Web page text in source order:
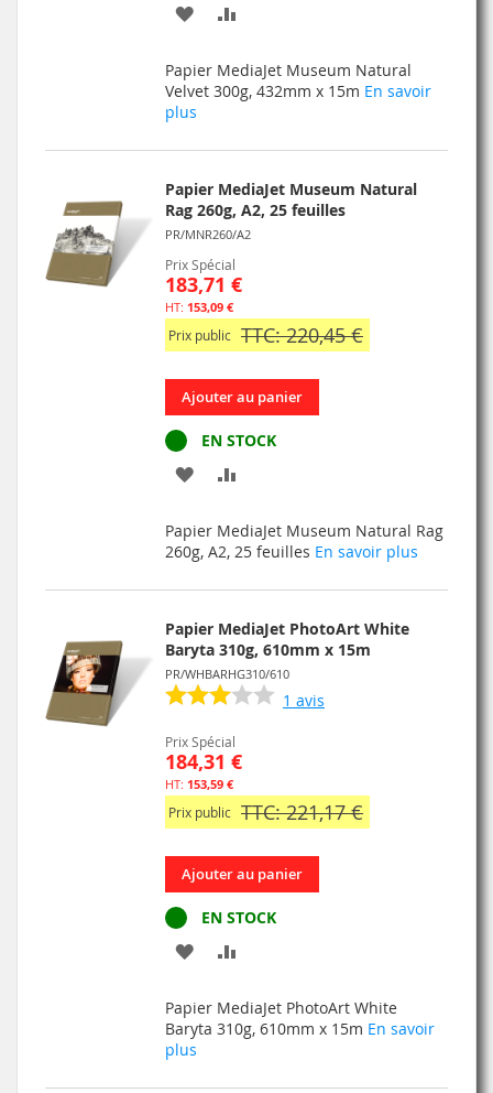
AJOUTER
MA
COMPARATEUR
Papier MediaJet Museum Natural
Velvet 300g, 432mm x 15m En savoir
plus
Papier MediaJet Museum Natural
Rag 260g, A2, 25 feuilles
PR/MNR260/A2
Prix Spécial
183,71 €
153,09 €
Prix public TTC: 220,45 €
Ajouter au panier
EN STOCK
AJOUTER
MA
LISTE
D’ENVIE
COMPARATEUR
Papier MediaJet Museum Natural Rag
260g, A2, 25 feuilles En savoir plus
Papier MediaJet PhotoArt White
Baryta 310g, 610mm x 15m
PR/WHBARHG310/610
1 avis
Prix Spécial
184,31 €
153,59 €
Prix public TTC: 221,17 €
Ajouter au panier
EN STOCK
AJOUTER
MA
COMPARATEUR
Papier MediaJet PhotoArt White
Baryta 310g, 610mm x 15m En savoir
plus